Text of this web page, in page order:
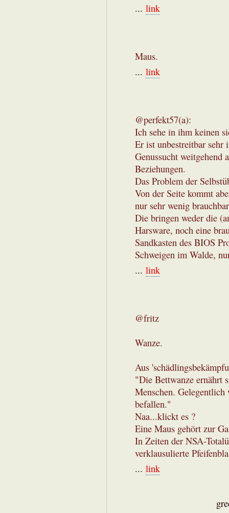
... link
Maus.
... link
@perfekt57(a):
Ich sehe in ihm keinen
Er ist unbestreitbar sehr
Genussucht weitgehend
Beziehungen.
Das Problem der
Von der Seite kommt
nur sehr wenig
Die bringen weder die
Harsware, noch eine
Sandkasten des BIOS
Schweigen im Walde,
... link
@fritz
Wanze.
Aus
"Die Bettwanze ernährt
Menschen. Gelegentlich
befallen."
Naa...klickt es ?
Eine Maus gehört zur
In Zeiten der NSA-
verklausulierte
... link